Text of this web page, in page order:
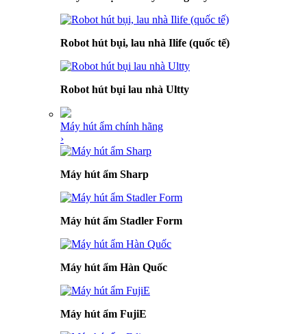
Robot hút bụi, lau nhà Ilife (quốc tế)
Robot hút bụi lau nhà Ultty
Máy hút ẩm chính hãng
›
Máy hút ẩm Sharp
Máy hút ẩm Stadler Form
Máy hút ẩm Hàn Quốc
Máy hút ẩm FujiE